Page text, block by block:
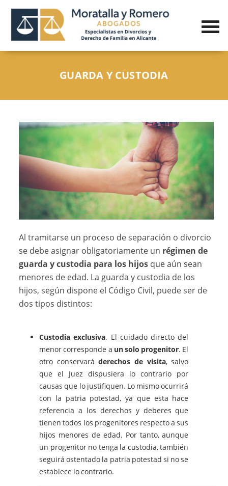
GUARDA Y CUSTODIA
Al tramitarse un proceso de separación o divorcio
se debe asignar obligatoriamente un régimen de
guarda y custodia para los hijos que aún sean
menores de edad. La guarda y custodia de los
hijos, según dispone el Código Civil, puede ser de
dos tipos distintos:
Custodia exclusiva. El cuidado directo del
menor corresponde a un solo progenitor. El
otro conservaráderechos de visita, salvo
que el Juez dispusiera lo contrario por
causas que lo justifiquen. Lo mismo ocurrirá
con la patria potestad, ya que esta hace
referencia a los derechos y deberes que
tienen todos los progenitores respecto a sus
hijos menores de edad. Por tanto, aunque
un progenitor no tenga la custodia, también
seguirá ostentado la patria potestad si no se
establece lo contrario.